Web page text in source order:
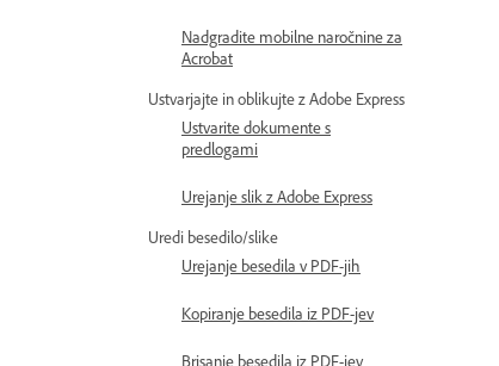
Nadgradite mobilne naročnine za
Acrobat
Ustvarjajte in oblikujte z Adobe Express
Ustvarite dokumente s
predlogami
Urejanje slik z Adobe Express
Uredi besedilo/slike
Urejanje besedila v PDF-jih
Kopiranje besedila iz PDF-jev
Brisanje besedila iz PDF-jev